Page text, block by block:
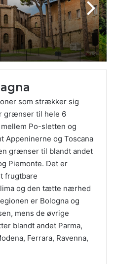
som strækker sig
grænser til hele 6
Po-sletten og
Appeninerne og Toscana
grænser til blandt andet
Piemonte. Det er
frugtbare
og den tætte nærhed
er Bologna og
mens de øvrige
blandt andet Parma,
Ferrara, Ravenna,